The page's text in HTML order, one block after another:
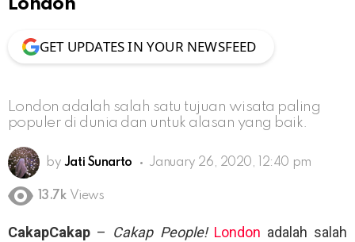
London
GET UPDATES IN YOUR NEWSFEED
London adalah salah satu tujuan wisata paling
populer di dunia dan untuk alasan yang baik.
by Jati Sunarto January 26, 2020, 12:40 pm
13.7k Views
CakapCakap – Cakap People! London adalah salah